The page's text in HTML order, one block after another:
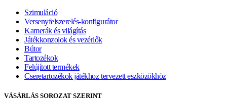
Szimuláció
Versenyfelszerelés-konfigurátor
Kamerák és világítás
Játékkonzolok és vezérlők
Bútor
Tartozékok
Felújított termékek
Cseretartozékok játékhoz tervezett eszközökhöz
VÁSÁRLÁS SOROZAT SZERINT